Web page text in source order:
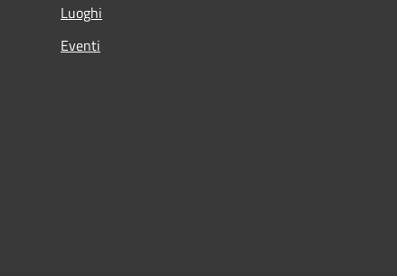
Luoghi
Eventi